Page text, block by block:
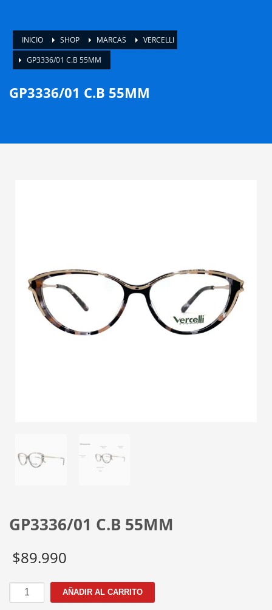
INICIO SHOP MARCAS
VERCELLI
GP3336/01 C.B 55MM
GP3336/01 C.B 55MM
GP3336/01 C.B 55MM
$89.990
GP3336/01
C.B
AÑADIR AL CARRITO